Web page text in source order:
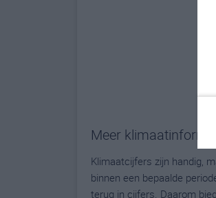
Meer
Klimaatcijfers zijn handig,
binnen een bepaalde
terug in cijfers. Daarom